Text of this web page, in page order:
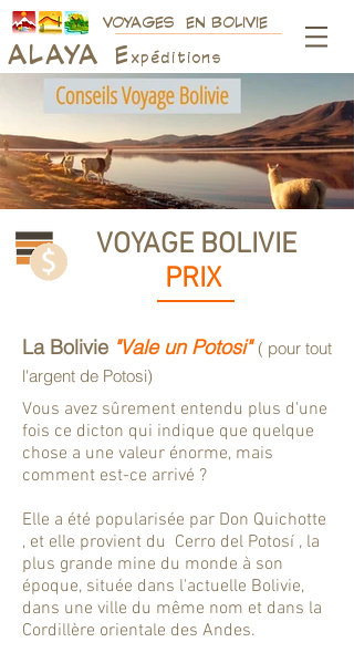
VOYAGES EN BOLIVIE
ALAYA E xpéditions
VOYAGE BOLIVIE
PRIX
La Bolivie "Vale un Potosi" ( pour tout
l'argent de Potosi)
Vous avez sûrement entendu plus d'une
fois ce dicton qui indique que quelque
chose a une valeur énorme, mais
comment est-ce arrivé ?
Elle a été popularisée par Don Quichotte
, et elle provient du Cerro del Potosí , la
plus grande mine du monde à son
époque, située dans l'actuelle Bolivie,
dans une ville du même nom et dans la
Cordillère orientale des Andes.